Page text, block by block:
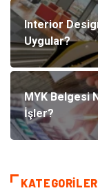
Interior
Uygular?
MYK Belgesi
İşler?
KATEGORILER